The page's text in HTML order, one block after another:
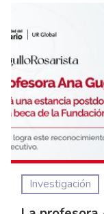
Investigación